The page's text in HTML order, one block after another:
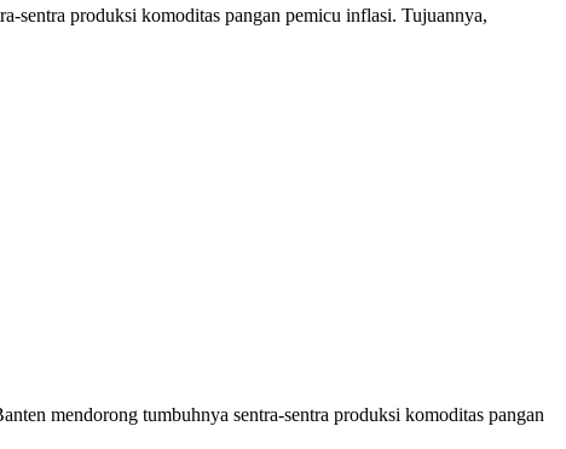
sentra produksi komoditas pangan pemicu inflasi. Tujuannya,
mendorong tumbuhnya sentra-sentra produksi komoditas pangan